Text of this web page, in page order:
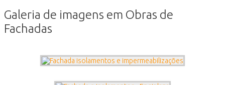
Galeria de imagens em Obras de
Fachadas